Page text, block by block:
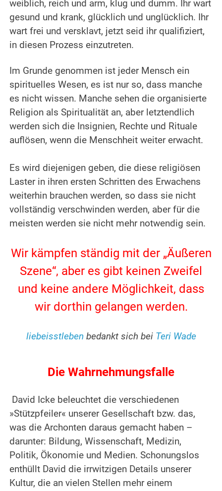
weiblich, reich und arm, klug und dumm.
Ihr wart
gesund und krank, glücklich und unglücklich. Ihr
wart frei und versklavt, jetzt seid ihr qualifiziert,
in diesen Prozess einzutreten.
Im Grunde genommen ist jeder Mensch ein
spirituelles Wesen, es ist nur so, dass manche
es nicht wissen. Manche sehen die organisierte
Religion als Spiritualität an, aber letztendlich
werden sich die Insignien, Rechte und Rituale
auflösen, wenn die Menschheit weiter erwacht.
Es wird diejenigen geben, die diese religiösen
Laster in ihren ersten Schritten des Erwachens
weiterhin brauchen werden, so dass sie nicht
vollständig verschwinden werden, aber für die
meisten werden sie nicht mehr notwendig sein.
Wir kämpfen ständig mit der „Äußeren
Szene“, aber es gibt keinen Zweifel
und keine andere Möglichkeit, dass
wir dorthin gelangen werden.
liebeisstleben bedankt sich bei Teri Wade
Die Wahrnehmungsfalle
David Icke beleuchtet die verschiedenen
»Stützpfeiler« unserer Gesellschaft bzw. das,
was die Archonten daraus gemacht haben –
darunter: Bildung, Wissenschaft, Medizin,
Politik, Ökonomie und Medien. Schonungslos
enthüllt David die irrwitzigen Details unserer
Kultur, die an vielen Stellen mehr einem